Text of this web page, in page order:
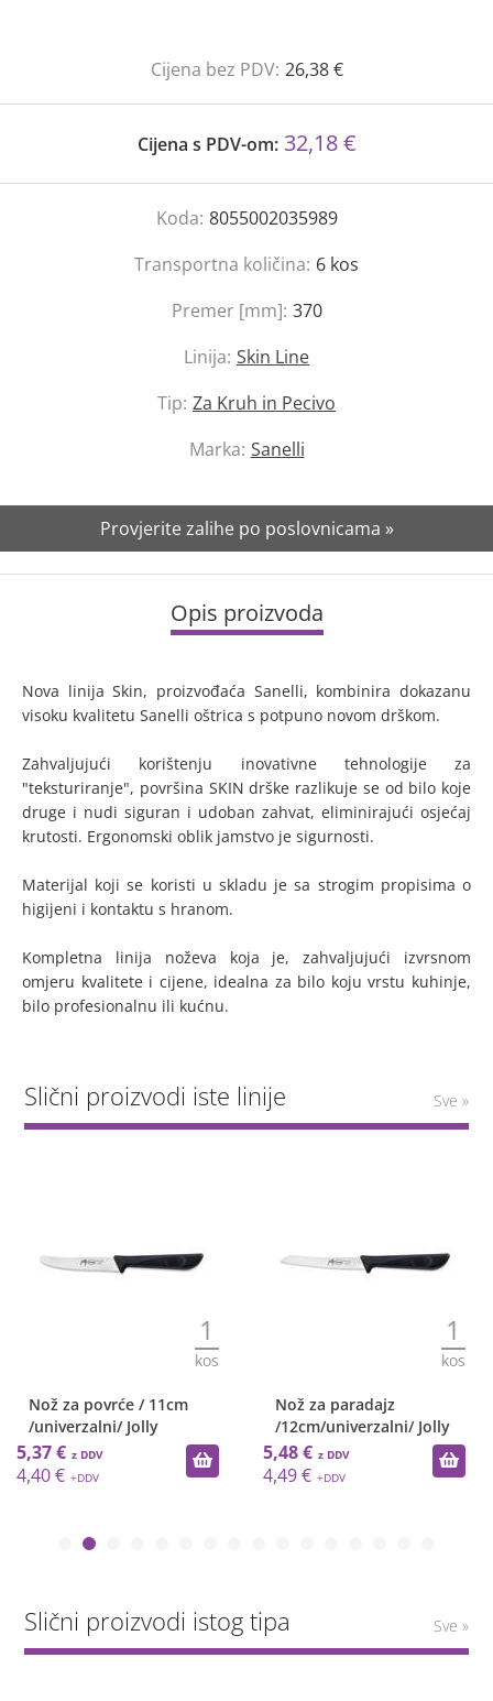
Cijena bez PDV: 26,38 €
Cijena s PDV-om: 32,18 €
Koda: 8055002035989
Transportna količina: 6 kos
Premer [mm]: 370
Linija: Skin Line
Tip: Za Kruh in Pecivo
Marka: Sanelli
Provjerite zalihe po poslovnicama »
Opis proizvoda
Nova linija Skin, proizvođaća Sanelli, kombinira dokazanu
visoku kvalitetu Sanelli oštrica s potpuno novom drškom.
Zahvaljujući korištenju inovativne tehnologije za
"teksturiranje", površina SKIN drške razlikuje se od bilo koje
druge i nudi siguran i udoban zahvat, eliminirajući osjećaj
krutosti. Ergonomski oblik jamstvo je sigurnosti.
Materijal koji se koristi u skladu je sa strogim propisima o
higijeni i kontaktu s hranom.
Kompletna linija noževa koja je, zahvaljujući izvrsnom
omjeru kvalitete i cijene, idealna za bilo koju vrstu kuhinje,
bilo profesionalnu ili kućnu.
Slični proizvodi iste linije Sve »
1
kos
Nož za povrće / 11cm
/univerzalni/ Jolly
5,37 €
4,40 €
1
kos
Nož za paradajz
/12cm/univerzalni/ Jolly
5,48 €
4,49 €
Slični proizvodi istog tipa Sve »